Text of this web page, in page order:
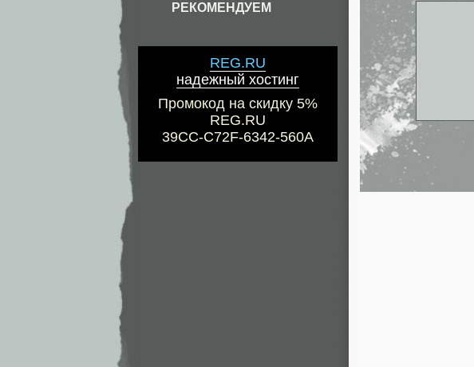
РЕКОМЕНДУЕМ
REG.RU
надежный хостинг
Промокод на скидку 5%
REG.RU
39CC-C72F-6342-560A